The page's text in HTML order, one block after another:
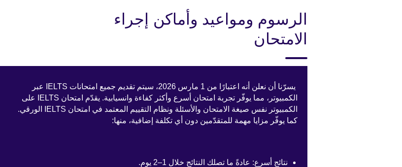
الرسوم ومواعيد وأماكن إجراء
الامتحان
يسرّنا أن نعلن أنه اعتبارًا من 1 مارس 2026، سيتم تقديم جميع امتحانات IELTS عبر
الكمبيوتر، مما يوفّر تجربة امتحان أسرع وأكثر كفاءة وانسيابية. يقدّم امتحان IELTS على
الكمبيوتر نفس صيغة الامتحان والأسئلة ونظام التقييم المعتمد في امتحان IELTS الورقي.
كما يوفّر مزايا مهمة للمتقدّمين دون أي تكلفة إضافية، منها:
نتائج أسرع: عادةً ما تصلك النتائج خلال 1–2 يوم.